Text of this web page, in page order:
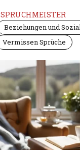
SPRUCHMEISTER
Beziehungen und
Vermissen Sprüche